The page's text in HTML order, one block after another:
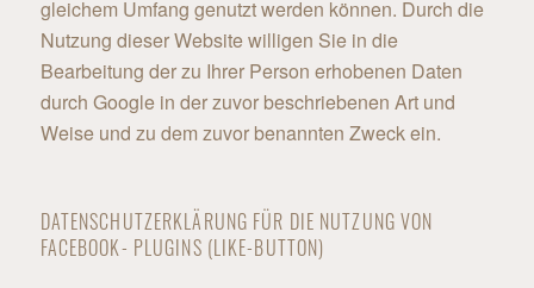
gleichem Umfang genutzt werden können. Durch die
Nutzung dieser Website willigen Sie in die
Bearbeitung der zu Ihrer Person erhobenen Daten
durch Google in der zuvor beschriebenen Art und
Weise und zu dem zuvor benannten Zweck ein.
DATENSCHUTZERKLÄRUNG FÜR DIE NUTZUNG VON
FACEBOOK- PLUGINS (LIKE-BUTTON)